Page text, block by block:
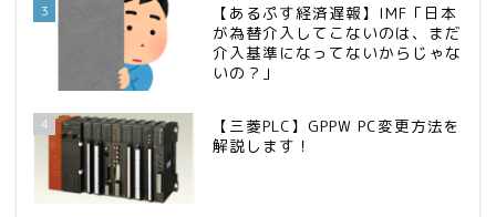
3
【あるぷす経済遅報】IMF「日本
が為替介入してこないのは、まだ
介入基準になってないからじゃな
いの？」
4
【三菱PLC】GPPW PC変更方法を
解説します！